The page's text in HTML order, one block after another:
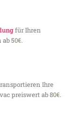
für Ihren
50€.
Ihre
preiswert ab 80€.